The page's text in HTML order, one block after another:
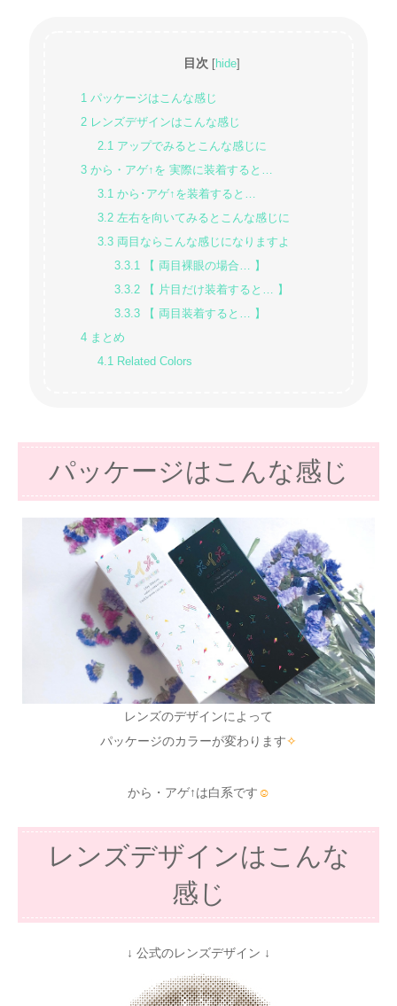
目次 hide
1 パッケージはこんな感じ
2 レンズデザインはこんな感じ
2.1 アップでみるとこんな感じに
3 から・アゲ↑を 実際に装着すると…
3.1 から･アゲ↑を装着すると…
3.2左右を向いてみるとこんな感じに
3.3両目ならこんな感じになりますよ
3.3.1
【 両目裸眼の場合… 】
3.3.2【 片目だけ装着すると… 】
3.3.3【 両目装着すると… 】
4 まとめ
4.1
Related Colors
パッケージはこんな感じ
レンズのデザインによって
パッケージのカラーが変わります✧
から・アゲ↑は白系です ☺
レンズデザインはこんな
感じ
↓ 公式のレンズデザイン ↓